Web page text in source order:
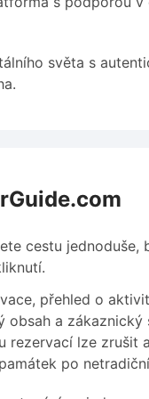
světa s
cestu
přehled o
obsah a
rezervací lze zrušit
po